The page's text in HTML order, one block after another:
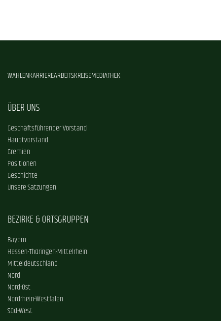
WAHLENKARRIEREARBEITSKREISEMEDIATHEK
ÜBER UNS
Geschäftsführender Vorstand
Hauptvorstand
Gremien
Positionen
Geschichte
Unsere Satzungen
BEZIRKE & ORTSGRUPPEN
Bayern
Hessen-Thüringen-Mittelrhein
Mitteldeutschland
Nord
Nord-Ost
Nordrhein-Westfalen
Süd-West